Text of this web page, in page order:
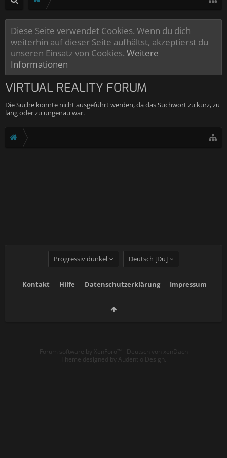
Diese Seite verwendet Cookies. Wenn du dich
weiterhin auf dieser Seite aufhältst, akzeptierst du
unseren Einsatz von Cookies. Weitere
Informationen
VIRTUAL REALITY FORUM
Die Suche konnte nicht ausgeführt werden, da das Suchwort zu kurz, zu
lang oder zu ungenau war.
Progressiv dunkel Deutsch [Du]
Kontakt Hilfe Datenschutzerklärung Impressum
Forum software by XenForo™ - Deutsch von xenDach
Theme designed by Audentio Design.